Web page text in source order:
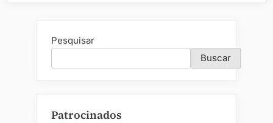
Pesquisar
Buscar
Patrocinados